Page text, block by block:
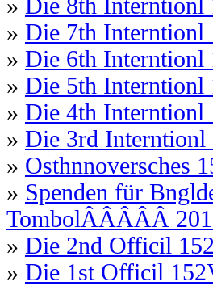
» Die 8th Interntionl
» Die 7th Interntionl
» Die 6th Interntionl
» Die 5th Interntionl
» Die 4th Interntionl
» Die 3rd Interntionl
» Osthnnoversches
» Spenden für
TombolÂÂÂÂÂ
» Die 2nd Officil
» Die 1st Officil